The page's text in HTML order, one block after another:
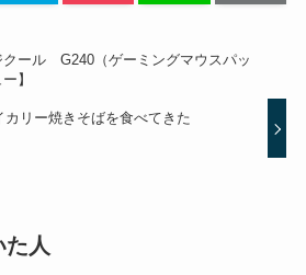
クール G240（ゲーミングマウスパッ
】
カリー焼きそばを食べてきた
人